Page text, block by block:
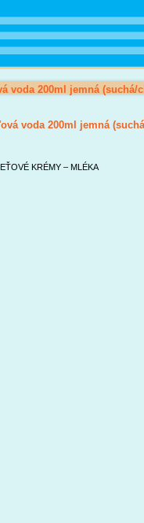
voda 200ml jemná (suchá/
voda 200ml jemná
KRÉMY – MLÉKA